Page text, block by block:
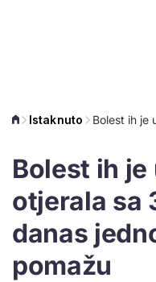
Istaknuto
Bolest ih
otjerala sa
danas
pomažu